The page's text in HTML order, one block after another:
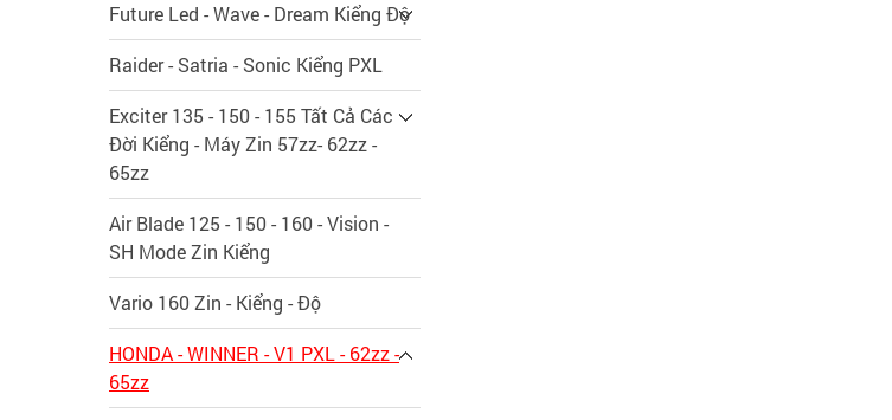
Future Led - Wave - Dream Kiểng Độ
Raider - Satria - Sonic Kiểng PXL
Exciter 135 - 150 - 155 Tất Cả Các
Đời Kiểng - Máy Zin 57zz- 62zz -
65zz
Air Blade 125 - 150 - 160 - Vision -
SH Mode Zin Kiểng
Vario 160 Zin - Kiểng - Độ
HONDA - WINNER - V1 PXL - 62zz -
65zz